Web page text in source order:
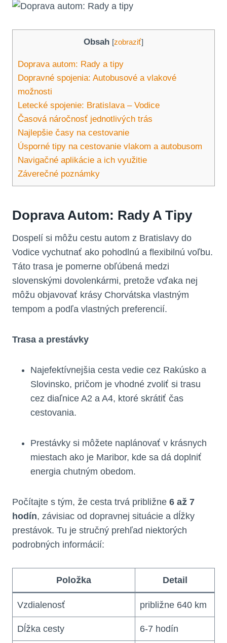
Obsah [zobraziť]
Doprava autom: Rady a tipy
Dopravné spojenia: Autobusové a vlakové
možnosti
Letecké spojenie: Bratislava – Vodice
Časová náročnosť jednotlivých trás
Najlepšie časy na cestovanie
Úsporné tipy na cestovanie vlakom a autobusom
Navigačné aplikácie a ich využitie
Záverečné poznámky
Doprava Autom: Rady A Tipy
Dospelí si môžu cestu autom z Bratislavy do
Vodice vychutnať ako pohodlnú a flexibilnú voľbu.
Táto trasa je pomerne obľúbená medzi
slovenskými dovolenkármi, pretože vďaka nej
môžu objavovať krásy Chorvátska vlastným
tempom a podľa vlastných preferencií.
Trasa a prestávky
Najefektívnejšia cesta vedie cez Rakúsko a
Slovinsko, pričom je vhodné zvoliť si trasu
cez diaľnice A2 a A4, ktoré skrátiť čas
cestovania.
Prestávky si môžete naplánovať v krásnych
miestach ako je Maribor, kde sa dá doplniť
energia chutným obedom.
Počítajte s tým, že cesta trvá približne 6 až 7
hodín, závisiac od dopravnej situácie a dĺžky
prestávok. Tu je stručný prehľad niektorých
podrobných informácií:
Položka Detail
Vzdialenosť približne 640 km
Dĺžka cesty 6-7 hodín